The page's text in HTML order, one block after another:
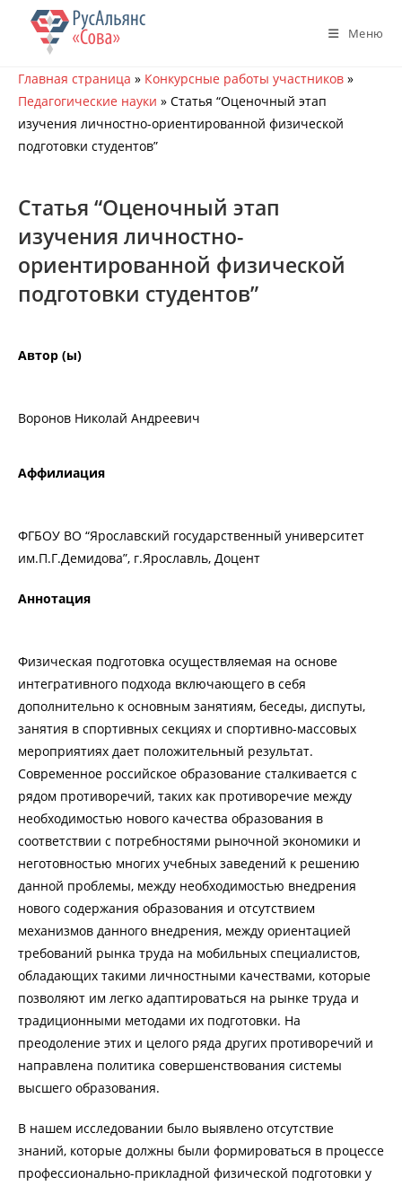
Перейти
содержимому
Меню
Главная страница » Конкурсные работы участников »
Педагогические науки » Статья “Оценочный этап
изучения личностно-ориентированной физической
подготовки студентов”
Статья “Оценочный этап
изучения личностно-
ориентированной физической
подготовки студентов”
Автор (ы)
Воронов Николай Андреевич
Аффилиация
ФГБОУ ВО “Ярославский государственный университет
им.П.Г.Демидова”, г.Ярославль, Доцент
Аннотация
Физическая подготовка осуществляемая на основе
интегративного подхода включающего в себя
дополнительно к основным занятиям, беседы, диспуты,
занятия в спортивных секциях и спортивно-массовых
мероприятиях дает положительный результат.
Современное российское образование сталкивается с
рядом противоречий, таких как противоречие между
необходимостью нового качества образования в
соответствии с потребностями рыночной экономики и
неготовностью многих учебных заведений к решению
данной проблемы, между необходимостью внедрения
нового содержания образования и отсутствием
механизмов данного внедрения, между ориентацией
требований рынка труда на мобильных специалистов,
обладающих такими личностными качествами, которые
позволяют им легко адаптироваться на рынке труда и
традиционными методами их подготовки. На
преодоление этих и целого ряда других противоречий и
направлена политика совершенствования системы
высшего образования.
В нашем исследовании было выявлено отсутствие
знаний, которые должны были формироваться в процессе
профессионально-прикладной физической подготовки у